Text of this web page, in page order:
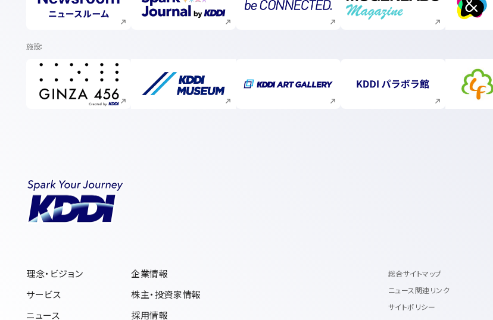
新規ウィンドウで開く 新規ウィンドウで開く 新規ウィンドウで開く 新規ウィンドウで開く
施設
新規ウィンドウで開く 新規ウィンドウで開く 新規ウィンドウで開く 新規ウィンドウで開く
理念・ビジョン
サービス
ニュース
企業情報
株主・投資家情報
採用情報
総合サイトマップ
ニュース関連リンク
サイトポリシー